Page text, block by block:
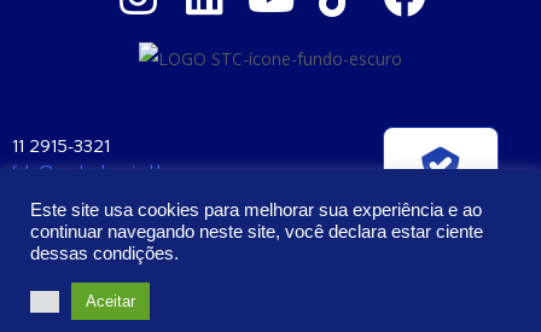
11 2915-3321
fale@santaclara.ind.br
CEP: 04225-000
2023 – Todos os Direitos Reservados | Santa Clara Manufatura e
Cosméticos Ltda. CNPJ: 57.407.397/0001-58
Este site usa cookies para melhorar sua experiência e ao
continuar navegando neste site, você declara estar ciente
dessas condições.
Aceitar